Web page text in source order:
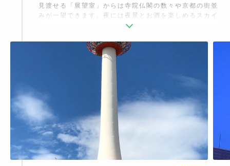
見渡せる「展望室」からは寺院仏閣の数々や京都の街並
みが一望できます。夜には夜景とお酒を楽しめるスカイ
ラウンジ、夏限定でBBQも楽しめるビアガーデンなど
ストランもあり京都観光の拠点にも便利。